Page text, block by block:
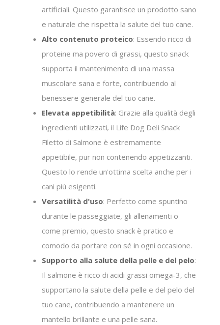
artificiali. Questo garantisce un prodotto sano
e naturale che rispetta la salute del tuo cane.
Alto contenuto proteico: Essendo ricco di
proteine ma povero di grassi, questo snack
supporta il mantenimento di una massa
muscolare sana e forte, contribuendo al
benessere generale del tuo cane.
Elevata appetibilità: Grazie alla qualità degli
ingredienti utilizzati, il Life Dog Deli Snack
Filetto di Salmone è estremamente
appetibile, pur non contenendo appetizzanti.
Questo lo rende un'ottima scelta anche per i
cani più esigenti.
Versatilità d'uso: Perfetto come spuntino
durante le passeggiate, gli allenamenti o
come premio, questo snack è pratico e
comodo da portare con sé in ogni occasione.
Supporto alla salute della pelle e del pelo:
Il salmone è ricco di acidi grassi omega-3, che
supportano la salute della pelle e del pelo del
tuo cane, contribuendo a mantenere un
mantello brillante e una pelle sana.